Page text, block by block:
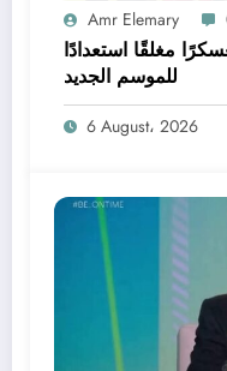
Amr Elemary
مغلقًا استعدادًا
للموسم الجديد
6 August، 2026